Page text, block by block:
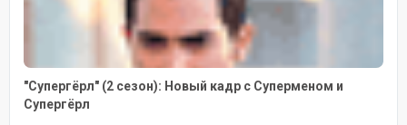
"Супергёрл" (2 сезон): Новый кадр с Суперменом и
Супергёрл